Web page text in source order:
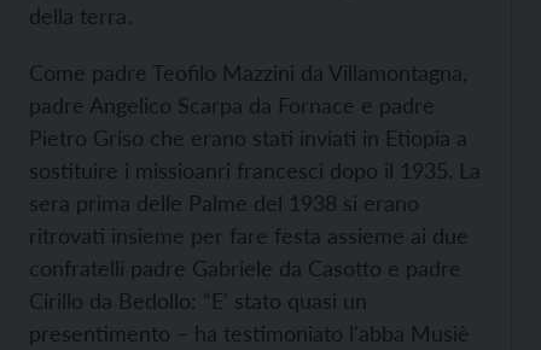
della terra.
Come padre Teofilo Mazzini da Villamontagna,
padre Angelico Scarpa da Fornace e padre
Pietro Griso che erano stati inviati in Etiopia a
sostituire i missioanri francesci dopo il 1935. La
sera prima delle Palme del 1938 si erano
ritrovati insieme per fare festa assieme ai due
confratelli padre Gabriele da Casotto e padre
Cirillo da Bedollo: “E' stato quasi un
presentimento – ha testimoniato l'abba Musiè